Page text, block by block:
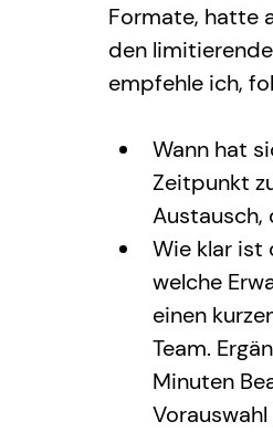
Formate, hatte
den
empfehle ich,
Wann hat
Zeitpunkt
Austausch,
Wie klar ist
welche
einen
Team.
Minuten